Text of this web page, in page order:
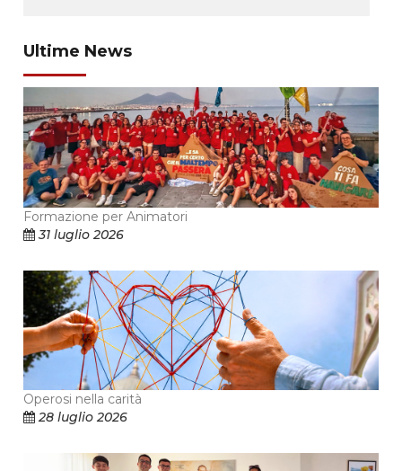
Ultime News
Formazione per Animatori
31 luglio 2026
Operosi nella carità
28 luglio 2026